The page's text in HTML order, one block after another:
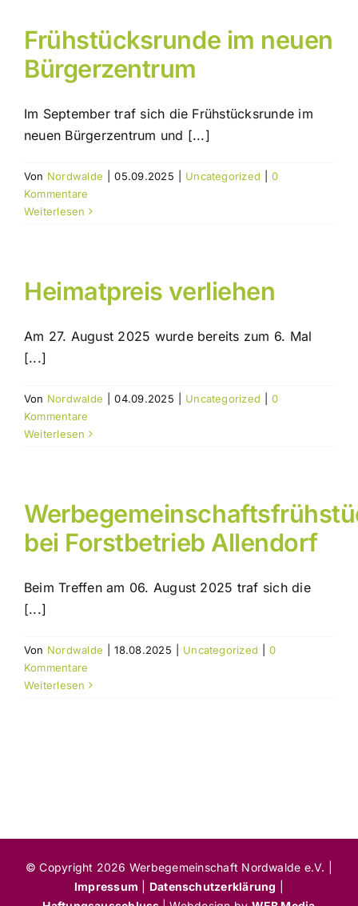
Frühstücksrunde im neuen
Bürgerzentrum
Im September traf sich die Frühstücksrunde im
neuen Bürgerzentrum und [...]
Von Nordwalde 05.09.2025 Uncategorized
0
Kommentare
Weiterlesen
Heimatpreis verliehen
Am 27. August 2025 wurde bereits zum 6. Mal
[...]
Von Nordwalde 04.09.2025 Uncategorized
0
Kommentare
Weiterlesen
bei Forstbetrieb Allendorf
Beim Treffen am 06. August 2025 traf sich die
[...]
Von Nordwalde 18.08.2025 Uncategorized
0
Kommentare
Weiterlesen
© Copyright 2026 Werbegemeinschaft Nordwalde e.V. |
Impressum
Datenschutzerklärung